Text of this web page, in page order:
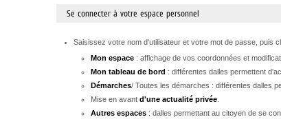
Se connecter à votre espace personnel
Saisissez votre nom d'utilisateur et votre mot de passe, puis
Mon espace : affichage de vos coordonnées et
Mon tableau de bord : différentes dalles permettent
Démarches/ Toutes les démarches : différentes dalles
Mise en avant d'une actualité privée
Autres espaces : dalles permettant au citoyen de se